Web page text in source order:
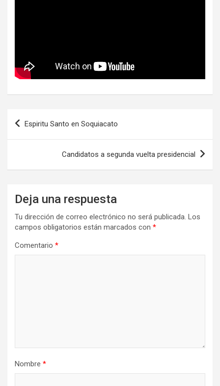
Espiritu Santo en Soquiacato
Candidatos a segunda vuelta presidencial
Deja una respuesta
Tu dirección de correo electrónico no será publicada. Los
campos obligatorios están marcados con *
Comentario *
Nombre *